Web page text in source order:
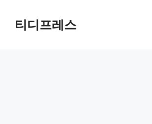
티디프레스